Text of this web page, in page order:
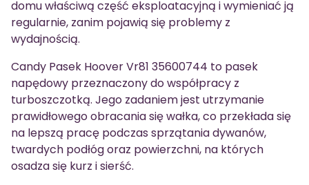
domu właściwą część eksploatacyjną i wymieniać ją
regularnie, zanim pojawią się problemy z
wydajnością.
Candy Pasek Hoover Vr81 35600744 to pasek
napędowy przeznaczony do współpracy z
turboszczotką. Jego zadaniem jest utrzymanie
prawidłowego obracania się wałka, co przekłada się
na lepszą pracę podczas sprzątania dywanów,
twardych podłóg oraz powierzchni, na których
osadza się kurz i sierść.